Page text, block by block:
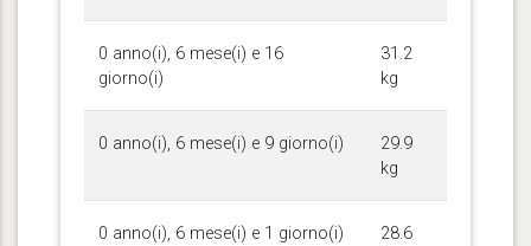
0 anno(i), 6 mese(i) e 16
giorno(i)
31.2
kg
0 anno(i), 6 mese(i) e 9 giorno(i)
29.9
kg
0 anno(i), 6 mese(i) e 1 giorno(i)
28.6